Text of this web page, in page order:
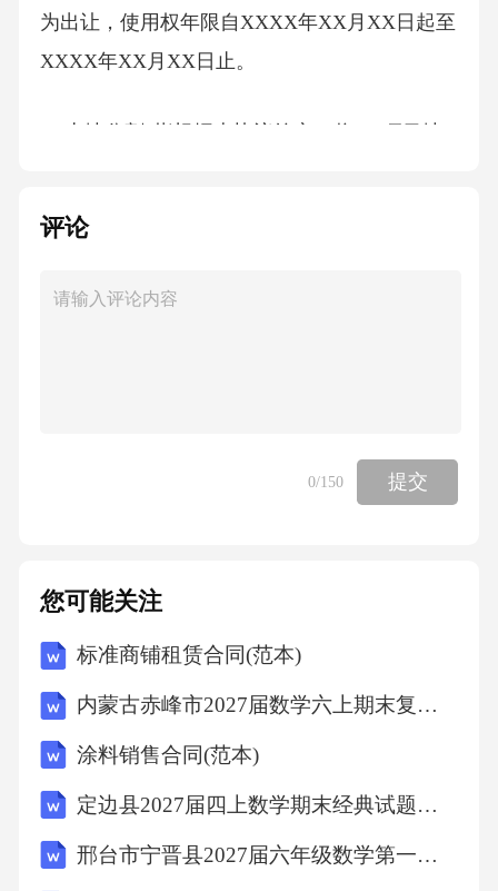
为出让，使用权年限自XXXX年XX月XX日起至
XXXX年XX月XX日止。
2.“土地分割”指根据本协议约定，将XX项目地
土地权益单元，并依法办理相关分割登记手
续。
6.“不可抗力”指不能预见、不能避免并不能克服
的客观情况，如地震、洪水、战争等。
第三条双方权利与义务
1.甲方的权力和义务：
评论
0/150 提交
您可能关注
标准商铺租赁合同(范本)
内蒙古赤峰市2027届数学六上期末复习检测模拟试题含解析
涂料销售合同(范本)
定边县2027届四上数学期末经典试题含解析
邢台市宁晋县2027届六年级数学第一学期期末达标检测模拟试题含解析